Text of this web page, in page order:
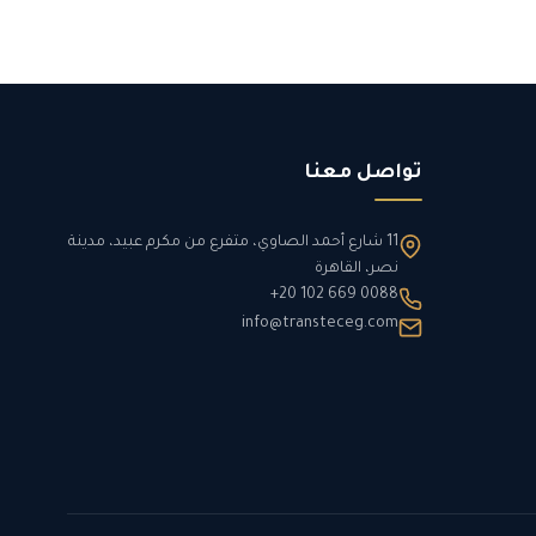
تواصل معنا
11 شارع أحمد الصاوي، متفرع من مكرم عبيد، مدينة
نصر، القاهرة
+20 102 669 0088
info@transteceg.com